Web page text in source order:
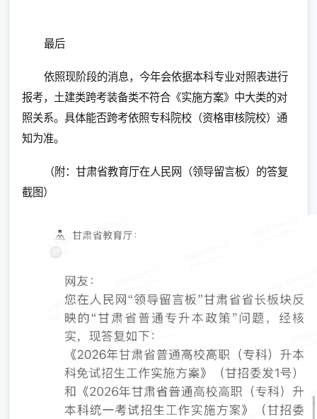
最后
依照现阶段的消息，今年会依据本科专业对照表进行
报考，土建类跨考装备类不符合《实施方案》中大类的对
照关系。具体能否跨考依照专科院校（资格审核院校）通
知为准。
（附：甘肃省教育厅在人民网（领导留言板）的答复
截图）